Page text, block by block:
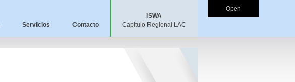
Servicios Contacto
ISWA
Capitulo Regional LAC
Open